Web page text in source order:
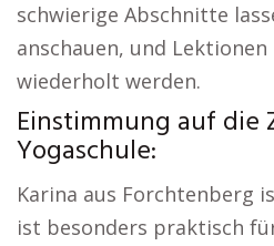
schwierige Abschnitte
anschauen, und
wiederholt werden.
Einstimmung auf die
Yogaschule:
Karina aus Forchtenberg
ist besonders praktisch